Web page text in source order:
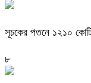
সূচকের পতনে ১২১০ কোটি
৮